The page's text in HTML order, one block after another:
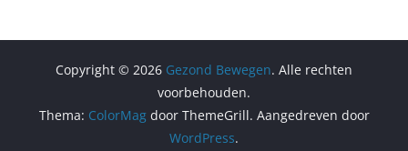
Copyright © 2026 Gezond Bewegen. Alle rechten
voorbehouden.
Thema: ColorMagdoor ThemeGrill. Aangedreven door
WordPress.